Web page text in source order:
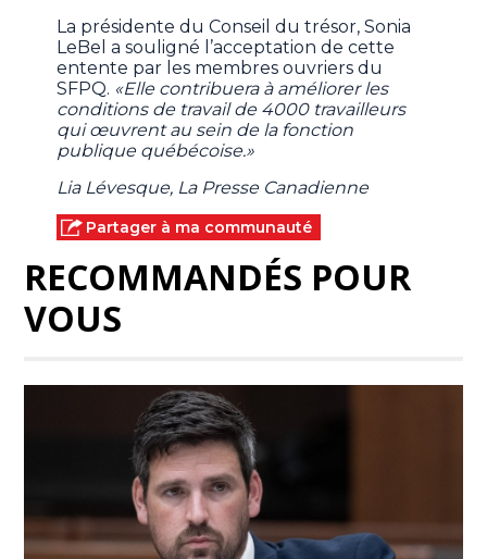
La présidente du Conseil du trésor, Sonia
LeBel a souligné l’acceptation de cette
entente par les membres ouvriers du
SFPQ. «Elle contribuera à améliorer les
conditions de travail de 4000 travailleurs
qui œuvrent au sein de la fonction
publique québécoise.»
Lia Lévesque, La Presse Canadienne
Partager à ma communauté
RECOMMANDÉS POUR
VOUS